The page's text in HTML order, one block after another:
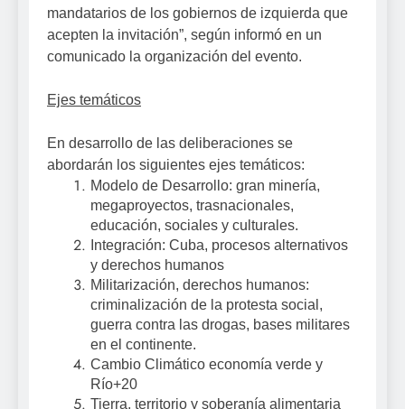
mandatarios de los gobiernos de izquierda que
acepten la invitación”, según informó en un
comunicado la organización del evento.
Ejes temáticos
En desarrollo de las deliberaciones se
abordarán los siguientes ejes temáticos:
Modelo de Desarrollo: gran minería,
megaproyectos, trasnacionales,
educación, sociales y culturales.
Integración: Cuba, procesos alternativos
y derechos humanos
Militarización, derechos humanos:
criminalización de la protesta social,
guerra contra las drogas, bases militares
en el continente.
Cambio Climático economía verde y
Río+20
Tierra, territorio y soberanía alimentaria